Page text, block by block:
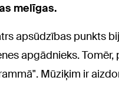
melīgas.
apsūdzības punkts
apgādnieks.
Mūziķim ir